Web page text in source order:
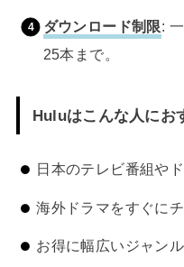
ダウンロード制限:
25本まで。
Huluはこんな人にお
日本のテレビ番組や
海外ドラマをすぐに
お得に幅広いジャン